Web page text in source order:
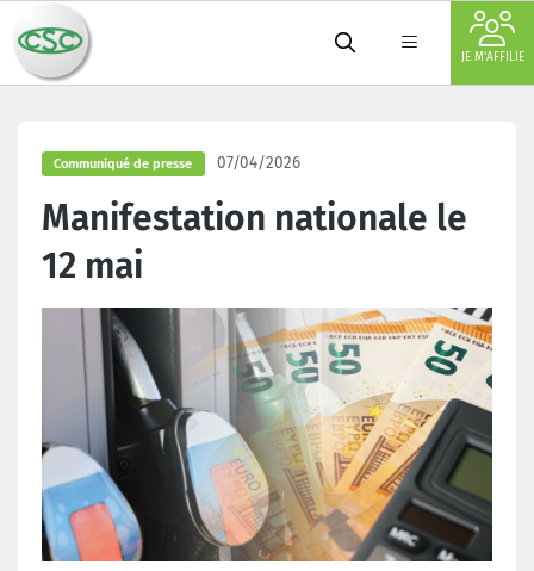
JE M'AFFILIE
Communiqué de presse 07/04/2026
Manifestation nationale le
12 mai